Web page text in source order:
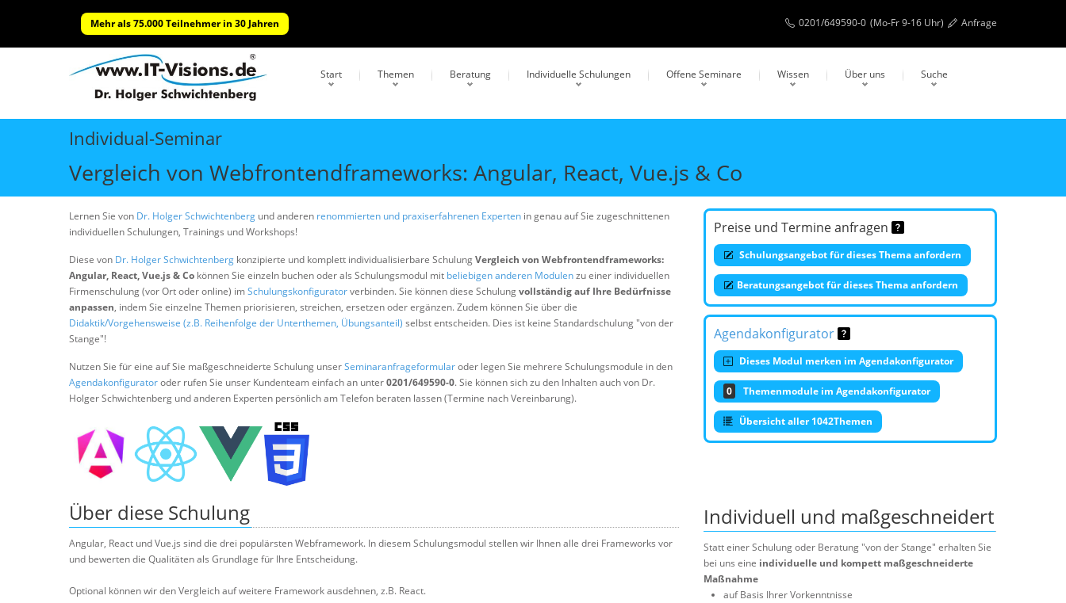
Mehr als 75.000 Teilnehmer in 30 Jahren 0201/649590-0 (Mo-Fr 9-16 Uhr) Anfrage
Start Themen Beratung Individuelle Schulungen Offene Seminare Wissen Über uns Suche
Individual-Seminar
Vergleich von Webfrontendframeworks: Angular, React, Vue.js & Co
Lernen Sie von Dr. Holger Schwichtenberg und anderen renommierten und praxiserfahrenen Experten in genau auf Sie zugeschnittenen
individuellen Schulungen, Trainings und Workshops!
Diese von Dr. Holger Schwichtenberg konzipierte und komplett individualisierbare SchulungVergleich von Webfrontendframeworks:
Angular, React, Vue.js & Co können Sie einzeln buchen oder als Schulungsmodul mit beliebigen anderen Modulenzu einer individuellen
Firmenschulung (vor Ort oder online) imSchulungskonfiguratorverbinden. Sie können diese Schulungvollständig auf Ihre Bedürfnisse
anpassen, indem Sie einzelne Themen priorisieren, streichen, ersetzen oder ergänzen. Zudem können Sie über die
Didaktik/Vorgehensweise (z.B. Reihenfolge der Unterthemen, Übungsanteil) selbst entscheiden. Dies ist keine Standardschulung "von der
Stange"!
Nutzen Sie für eine auf Sie maßgeschneiderte Schulung unserSeminaranfrageformularoder legen Sie mehrere Schulungsmodule in den
Agendakonfiguratoroder rufen Sie unser Kundenteam einfach an unter0201/649590-0. Sie können sich zu den Inhalten auch von Dr.
Holger Schwichtenberg und anderen Experten persönlich am Telefon beraten lassen (Termine nach Vereinbarung).
Preise und Termine anfragen
Schulungsangebot für dieses Thema anfordern
Beratungsangebot für dieses Thema anfordern
Agendakonfigurator
Dieses Modul merken im Agendakonfigurator
0 Themenmodule im Agendakonfigurator
Übersicht aller 1042Themen
Über diese Schulung
Angular, React und Vue.js sind die drei populärsten Webframework. In diesem Schulungsmodul stellen wir Ihnen alle drei Frameworks vor
und bewerten die Qualitäten als Grundlage für Ihre Entscheidung.
Optional können wir den Vergleich auf weitere Framework ausdehnen, z.B. React.
Individuell und maßgeschneidert
Statt einer Schulung oder Beratung "von der Stange" erhalten Sie
bei uns eine individuelle und kompett maßgeschneiderte
Maßnahme
auf Basis Ihrer Vorkenntnisse